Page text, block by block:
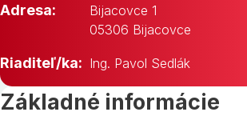
Adresa:
Bijacovce 1
05306 Bijacovce
Riaditeľ/ka: Ing. Pavol Sedlák
Základné informácie